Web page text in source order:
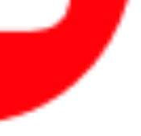
Delivery , 2 x USB 3.2
kết nối với màn hình
và cổng tai
kết nối không dây WiFi
dùng có thể kết nối
một cách dễ dàng.